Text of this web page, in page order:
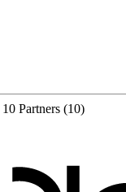
10 Partners (10)